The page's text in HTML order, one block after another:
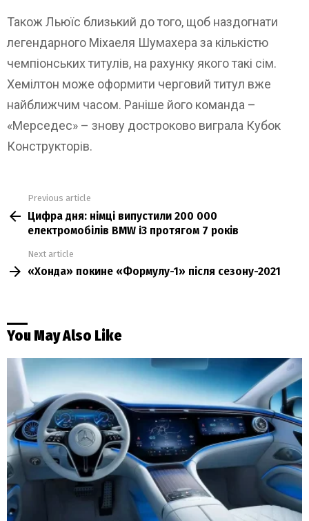
Також Льюїс близький до того, щоб наздогнати
легендарного Міхаеля Шумахера за кількістю
чемпіонських титулів, на рахунку якого такі сім.
Хемілтон може оформити черговий титул вже
найближчим часом. Раніше його команда –
«Мерседес» – знову достроково виграла Кубок
Конструкторів.
more
Previous article
Цифра дня: німці випустили 200 000
електромобілів BMW i3 протягом 7 років
Next article
«Хонда» покине «Формулу-1» після сезону-2021
You May Also Like